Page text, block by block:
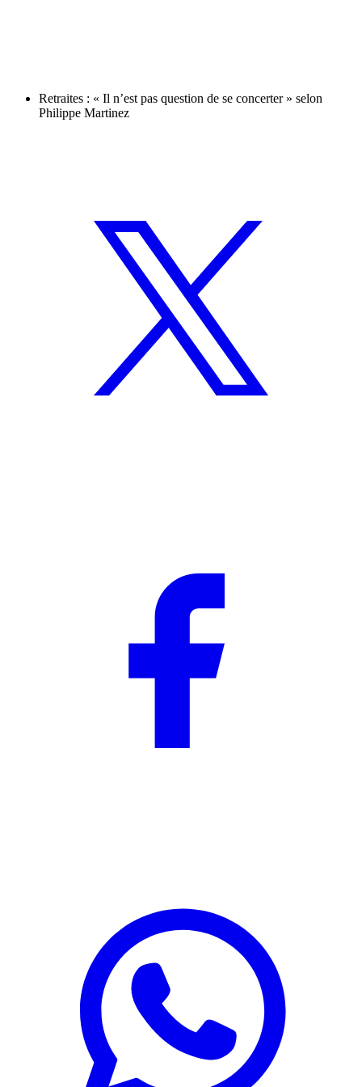
Retraites : « Il n’est pas question de se concerter » selon
Philippe Martinez